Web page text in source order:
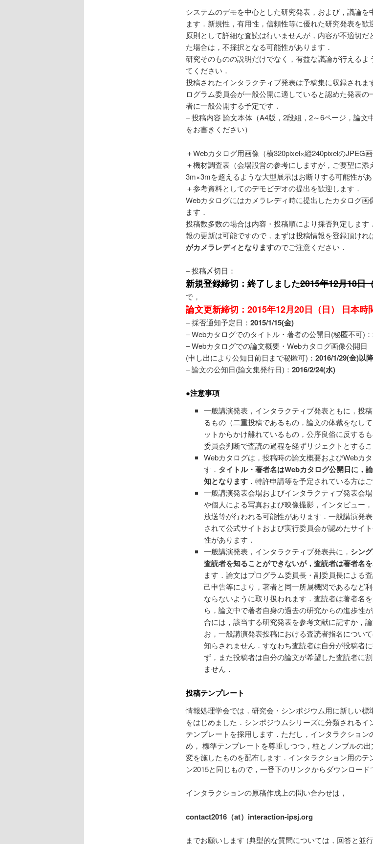
システムのデモを中心とした研究発表，および，議論を
ます．新規性，有用性，信頼性等に優れた研究発表を歓
原則として詳細な査読は行いませんが，内容が不適切だ
た場合は，不採択となる可能性があります．
研究そのものの説明だけでなく，有益な議論が行えるよ
てください．
投稿されたインタラクティブ発表は予稿集に収録されま
ログラム委員会が一般公開に適していると認めた発表
者に一般公開する予定です．
– 投稿内容 論文本体（A4版，2段組，2～6ページ，論文
をお書きください）
＋Webカタログ用画像（横320pixel×縦240pixelのJPEG画
＋機材調査表（会場設営の参考にしますが，ご要望に添
3m×3mを超えるような大型展示はお断りする可能性があ
＋参考資料としてのデモビデオの提出を歓迎します．
Webカタログにはカメラレディ時に提出したカタログ画
ます．
投稿数多数の場合は内容・投稿順により採否判定します
報の更新は可能ですので，まずは投稿情報を登録頂けれ
がカメラレディとなりますのでご注意ください．
– 投稿〆切日：
新規登録締切：終了しました2015年12月18日
で，
論文更新締切：2015年12月20日（日） 日本時
– 採否通知予定日： 2015/1/15(金)
– Webカタログでのタイトル・著者の公開日(秘匿不可)：
– Webカタログでの論文概要・Webカタログ画像公開日
(申し出により公知日前日まで秘匿可)： 2016/1/29(金)以降
– 論文の公知日(論文集発行日)： 2016/2/24(水)
●注意事項
一般講演発表，インタラクティブ発表ともに，投
るもの（二重投稿であるもの，論文の体裁をなし
ットからかけ離れているもの，公序良俗に反する
委員会判断で査読の過程を経ずリジェクトとする
Webカタログは，投稿時の論文概要およびWebカ
す． タイトル・著者名はWebカタログ公開日に，
知となります ．特許申請等を予定されている方は
一般講演発表会場およびインタラクティブ発表会
や個人による写真および映像撮影，インタビュー
放送等が行われる可能性があります．一般講演発
されて公式サイトおよび実行委員会が認めたサイ
性があります．
一般講演発表，インタラクティブ発表共に， シン
査読者を知ることができないが，査読者は著者名
ます．論文はプログラム委員長・副委員長による
己申告等により，著者と同一所属機関であるなど
ならないように取り扱われます．査読者は著者名
ら，論文中で著者自身の過去の研究からの進歩性
合には，該当する研究発表を参考文献に記すか，
お，一般講演発表投稿における査読者指名につい
知らされません．すなわち査読者は自分が投稿者
ず，また投稿者は自分の論文が希望した査読者に
ません．
投稿テンプレート
情報処理学会では，研究会・シンポジウム用に新しい標
をはじめました．シンポジウムシリーズに分類されるイ
テンプレートを採用します．ただし，インタラクション
め， 標準テンプレートを尊重しつつ，柱とノンブルの
変を施したものを配布します．インタラクション用のテ
ン2015と同じもので，一番下のリンクからダウンロード
インタラクションの原稿作成上の問い合わせは，
contact2016（at）interaction-ipsj.org
までお願いします (典型的な質問については，回答と並